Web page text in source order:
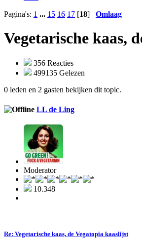
Pagina's: 1 ... 15 16 17 [18] Omlaag
Vegetarische kaas,
356 Reacties
499135 Gelezen
0 leden en 2 gasten bekijken dit topic.
LL de Ling
Moderator
10.348
Re: Vegetarische kaas, de Vegatopia kaaslijst